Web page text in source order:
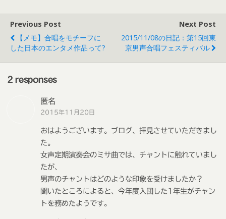
Previous Post
【メモ】合唱をモチーフに
した日本のエンタメ作品って?
Next Post
2015/11/08の日記：第15回東
京男声合唱フェスティバル
2 responses
匿名
2015年11月20日
おはようございます。ブログ、拝見させていただきまし
た。
女声定期演奏会のミサ曲では、チャントに触れていまし
たが、
男声のチャントはどのような印象を受けましたか？
聞いたところによると、今年度入団した1年生がチャン
トを務めたようです。